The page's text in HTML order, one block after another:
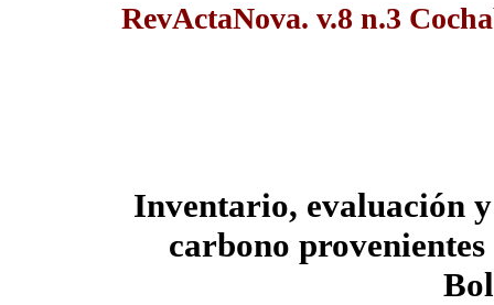
RevActaNova. v.8 n.3
Inventario, evaluación
carbono